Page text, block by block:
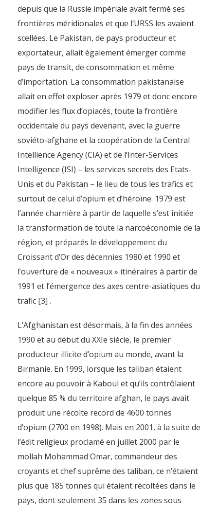
depuis que la Russie impériale avait fermé ses
frontières méridionales et que l’URSS les avaient
scellées. Le Pakistan, de pays producteur et
exportateur, allait également émerger comme
pays de transit, de consommation et même
d’importation. La consommation pakistanaise
allait en effet exploser après 1979 et donc encore
modifier les flux d’opiacés, toute la frontière
occidentale du pays devenant, avec la guerre
soviéto-afghane et la coopération de la Central
Intellience Agency (CIA) et de l’Inter-Services
Intelligence (ISI) – les services secrets des Etats-
Unis et du Pakistan – le lieu de tous les trafics et
surtout de celui d’opium et d’héroïne. 1979 est
l’année charnière à partir de laquelle s’est initiée
la transformation de toute la narcoéconomie de la
région, et préparés le développement du
Croissant d’Or des décennies 1980 et 1990 et
l’ouverture de « nouveaux » itinéraires à partir de
1991 et l’émergence des axes centre-asiatiques du
trafic [3] .
L’Afghanistan est désormais, à la fin des années
1990 et au début du XXIe siècle, le premier
producteur illicite d’opium au monde, avant la
Birmanie. En 1999, lorsque les taliban étaient
encore au pouvoir à Kaboul et qu’ils contrôlaient
quelque 85 % du territoire afghan, le pays avait
produit une récolte record de 4600 tonnes
d’opium (2700 en 1998). Mais en 2001, à la suite de
l’édit religieux proclamé en juillet 2000 par le
mollah Mohammad Omar, commandeur des
croyants et chef suprême des taliban, ce n’étaient
plus que 185 tonnes qui étaient récoltées dans le
pays, dont seulement 35 dans les zones sous